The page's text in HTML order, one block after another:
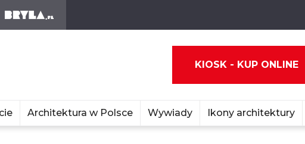
KIOSK - KUP ONLINE
Architektura w Polsce Wywiady Ikony architektury